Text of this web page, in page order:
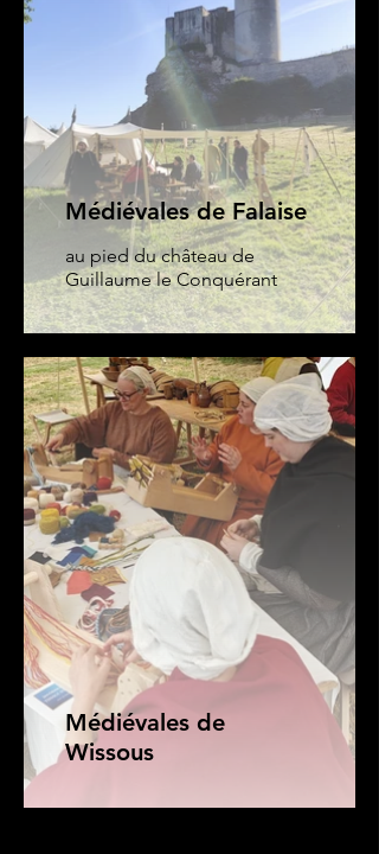
Médiévales de Falaise
au pied du château de
Guillaume le Conquérant
Médiévales de
Wissous